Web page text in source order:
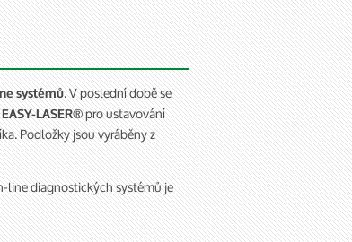
systémů. V poslední době se
EASY-LASER®pro ustavování
Podložky jsou vyráběny z
line diagnostických systémů je